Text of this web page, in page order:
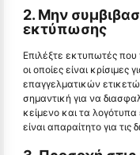
2. Μην
εκτύπωσης
Επιλέξτε εκτυπωτές
οι οποίες είναι
επαγγελματικών
σημαντική για να
κείμενο και τα
είναι απαραίτητο για